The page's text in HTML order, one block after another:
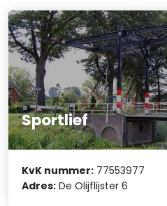
Sportlief
KvK nummer: 77553977
Adres: De Olijflijster 6